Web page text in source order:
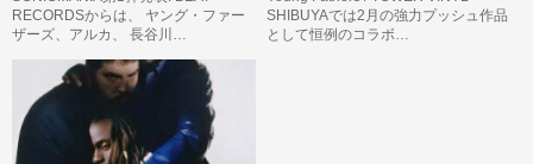
RECORDSからは、 ヤング・ファー
ザーズ、アルカ、 長谷川…
SHIBUYAでは2月の強力プッシュ作品
として恒例のコラボ…